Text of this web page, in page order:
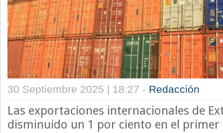
30 Septiembre 2025 | 18:27 - Redacción
Las exportaciones internacionales de
disminuido un 1 por ciento en el